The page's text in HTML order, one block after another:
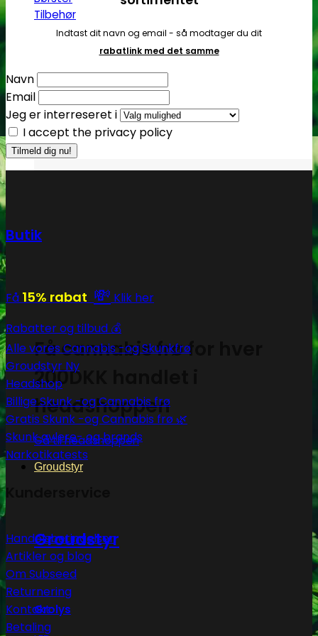
Tilbehør
Få cannabis frø for hver
200DKK handlet i
headshoppen
Gå til headshoppen
Groudstyr
Groudstyr
Grolys
Indtast dit navn og email - så modtager du dit
rabatlink med det samme
Navn
Email
Jeg er interreseret i
I accept the privacy policy
Butik
Få 15% rabat 💸 Klik her
Rabatter og tilbud 💰
Alle vores Cannabis -og Skunkfrø
Groudstyr
Headshop
Billige Skunk -og Cannabis frø
Gratis Skunk -og Cannabis frø 🌿
Skunk avlere- og brands
Narkotikatests
Handelsbetingelser
Artikler og blog
Om Subseed
Returnering
Kontakt
Betaling